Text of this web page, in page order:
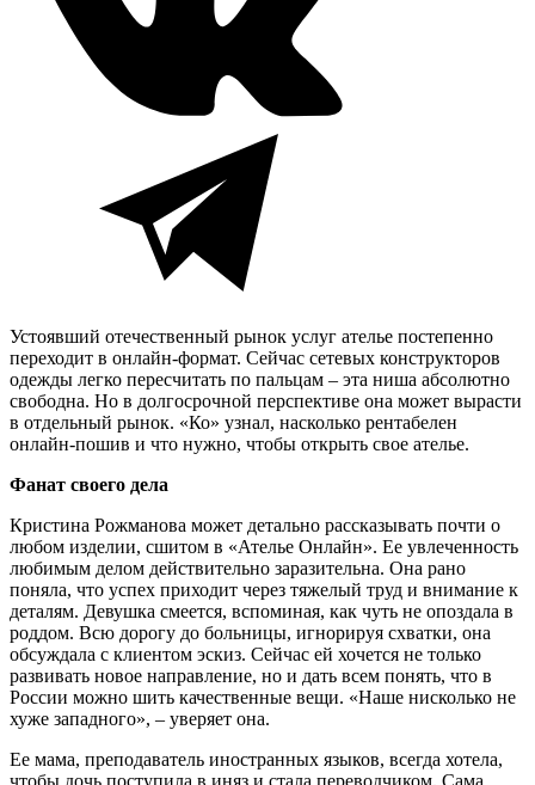
Устоявший отечественный рынок услуг ателье постепенно
переходит в онлайн-формат. Сейчас сетевых конструкторов
одежды легко пересчитать по пальцам – эта ниша абсолютно
свободна. Но в долгосрочной перспективе она может вырасти
в отдельный рынок. «Ко» узнал, насколько рентабелен
онлайн-пошив и что нужно, чтобы открыть свое ателье.
Фанат своего дела
Кристина Рожманова может детально рассказывать почти о
любом изделии, сшитом в «Ателье Онлайн». Ее увлеченность
любимым делом действительно заразительна. Она рано
поняла, что успех приходит через тяжелый труд и внимание к
деталям. Девушка смеется, вспоминая, как чуть не опоздала в
роддом. Всю дорогу до больницы, игнорируя схватки, она
обсуждала с клиентом эскиз. Сейчас ей хочется не только
развивать новое направление, но и дать всем понять, что в
России можно шить качественные вещи. «Наше нисколько не
хуже западного», – уверяет она.
Ее мама, преподаватель иностранных языков, всегда хотела,
чтобы дочь поступила в иняз и стала переводчиком. Сама